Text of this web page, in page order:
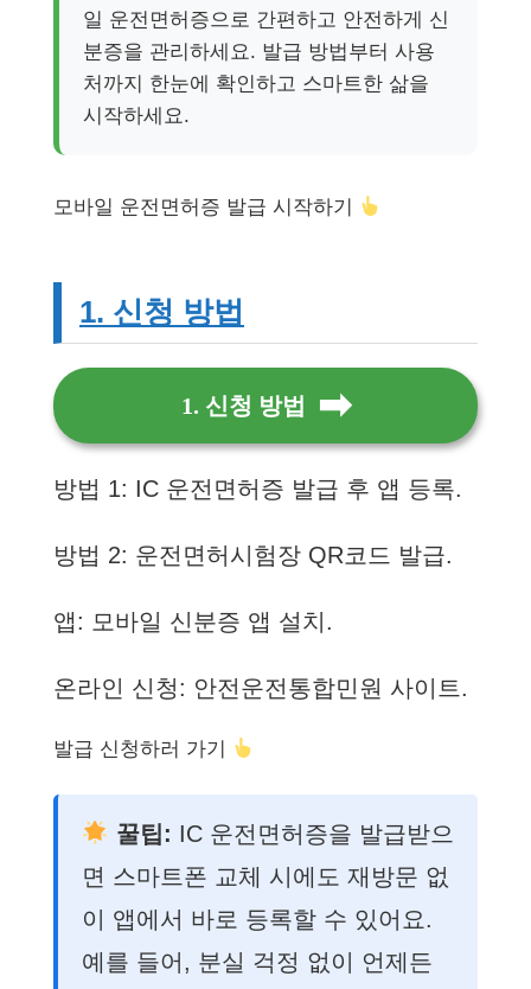
일 운전면허증으로 간편하고 안전하게 신
분증을 관리하세요. 발급 방법부터 사용
처까지 한눈에 확인하고 스마트한 삶을
시작하세요.
모바일 운전면허증 발급 시작하기
1. 신청 방법
1. 신청 방법
방법 1: IC 운전면허증 발급 후 앱 등록.
방법 2: 운전면허시험장 QR코드 발급.
앱: 모바일 신분증 앱 설치.
온라인 신청: 안전운전통합민원 사이트.
발급 신청하러 가기
꿀팁: IC 운전면허증을 발급받으
면 스마트폰 교체 시에도 재방문 없
이 앱에서 바로 등록할 수 있어요.
예를 들어, 분실 걱정 없이 언제든